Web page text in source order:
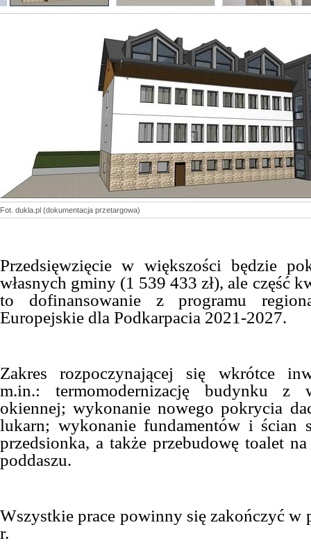
Fot. dukla.pl (dokumentacja przetargowa)
Przedsięwzięcie w większości będzie
własnych gminy (1 539 433 zł), ale część
to dofinansowanie z programu
Europejskie dla Podkarpacia 2021-2027.
Zakres rozpoczynającej się wkrótce
m.in.: termomodernizację budynku z
okiennej; wykonanie nowego pokrycia
lukarn; wykonanie fundamentów i ścian
przedsionka, a także przebudowę toalet
poddaszu.
Wszystkie prace powinny się zakończyć w
r.